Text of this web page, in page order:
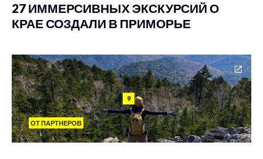
27 ИММЕРСИВНЫХ ЭКСКУРСИЙ О
КРАЕ СОЗДАЛИ В ПРИМОРЬЕ
9
ОТ ПАРТНЕРОВ